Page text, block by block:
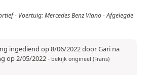
- Voertuig: Mercedes Benz Viano - Afgelegde
ingediend op 8/06/2022 door Gari na
op 2/05/2022- bekijk origineel (Frans)